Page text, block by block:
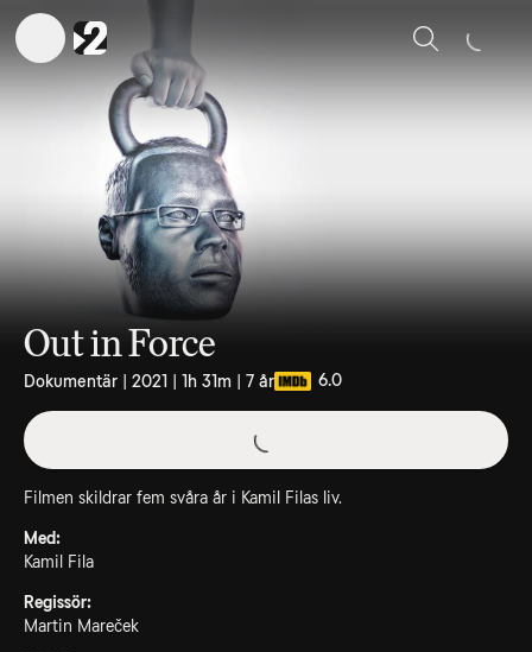
Sök
Out in Force
Dokumentär | 2021 | 1h 31m | 7 år 6.0
Filmen skildrar fem svåra år i Kamil Filas liv.
Med:
Kamil Fila
Regissör:
Martin Mareček